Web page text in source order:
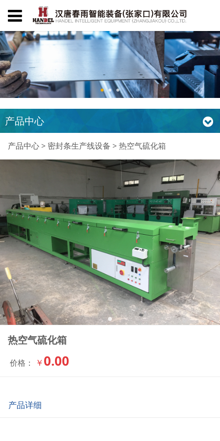
产品中心
热空气硫化箱
产品中心> 密封条生产线设备 > 热空气硫化箱
热空气硫化箱
价格： ￥ 0.00
产品详细